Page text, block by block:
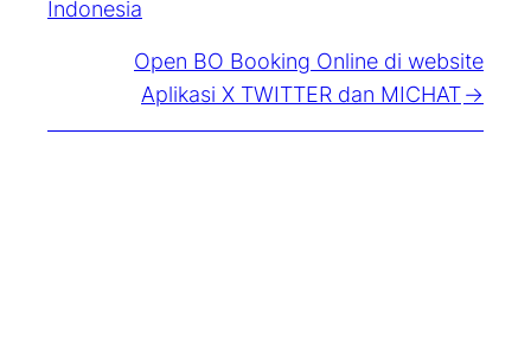
Indonesia
Open BO Booking Online di website
Aplikasi X TWITTER dan MICHAT